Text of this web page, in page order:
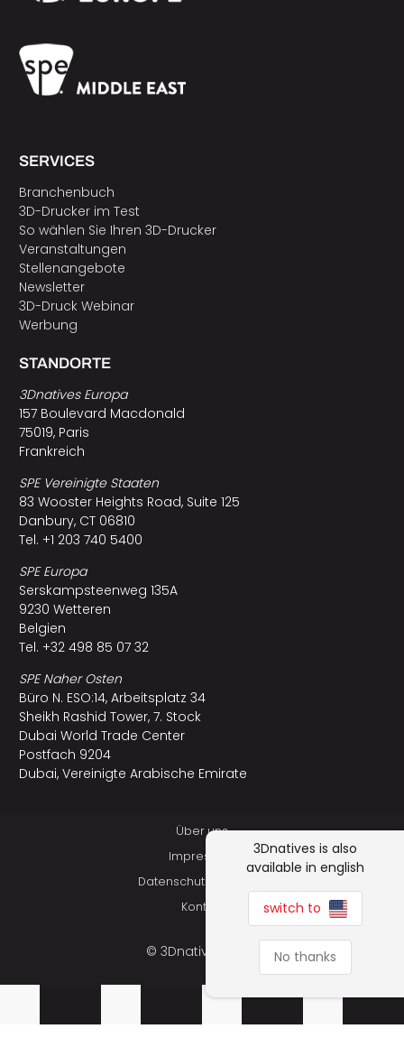
SERVICES
Branchenbuch
3D-Drucker im Test
So wählen Sie Ihren 3D-Drucker
Veranstaltungen
Stellenangebote
Newsletter
3D-Druck Webinar
Werbung
STANDORTE
3Dnatives Europa
157 Boulevard Macdonald
75019, Paris
Frankreich
SPE Vereinigte Staaten
83 Wooster Heights Road, Suite 125
Danbury, CT 06810
Tel. +1 203 740 5400
SPE Europa
Serskampsteenweg 135A
9230 Wetteren
Belgien
Tel. +32 498 85 07 32
SPE Naher Osten
Büro N. ESO:14, Arbeitsplatz 34
Sheikh Rashid Tower, 7. Stock
Dubai World Trade Center
Postfach 9204
Dubai, Vereinigte Arabische Emirate
Über uns
Impressum
Datenschutzerklärung
Kontakt
© 3Dnatives 2026
3Dnatives is also
available in english
switch to
No thanks